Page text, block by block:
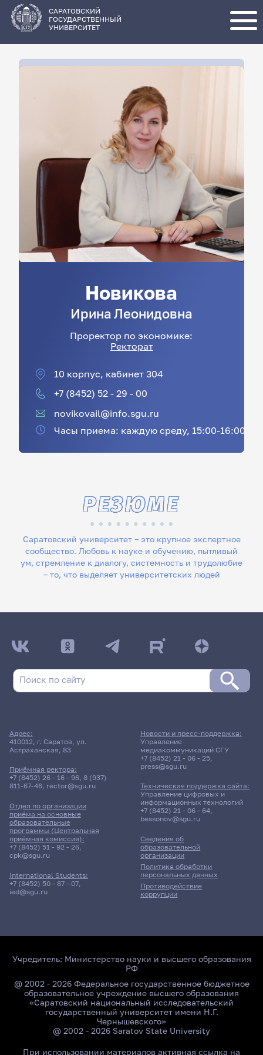
основному
содержанию
САРАТОВСКИЙ
ГОСУДАРСТВЕННЫЙ
УНИВЕРСИТЕТ
Новикова
Ирина Леонидовна
Проректор по экономике:
Ректорат
10 корпус, кабинет 304
+7 (8452) 52 - 29 - 00
novikovail@info.sgu.ru
Часы приема: каждую среду, 15:00-16:00
Саратовский университет – это крупное экспертное
сообщество. Любовь к науке и обучению, пытливый
ум, стремление к диалогу, системность и трудолюбие
– то, что выделяет университетских людей
РЕЗЮМЕ
Адрес:
410012, г. Саратов, ул.
Астраханская, 83
Приёмная ректора:
+7 (8452) 26 - 16 - 96, 8 (937)
811-67-46, rector@sgu.ru
Отдел по организации
приёма на основные
образовательные
программы (Центральная
приёмная комиссия):
+7 (8452) 51 - 92 - 26,
cpk@sgu.ru
International Students:
+7 (8452) 50 - 87 - 07,
ied@sgu.ru
Сведения об
образовательной
организации
Политика обработки
персональных данных
Противодействие
коррупции
Новости и пресс-поддержка:
Управление
медиакоммуникаций СГУ
+7 (8452) 21 - 06 - 25,
press@sgu.ru
Техническая поддержка сайта:
Управление цифровых и
информационных технологий
+7 (8452) 21 - 06 - 64,
bessonov@sgu.ru
Учредитель: Министерство науки и высшего образования
РФ
@ 2002 - 2026 Федеральное государственное бюджетное
образовательное учреждение высшего образования
«Саратовский национальный исследовательский
государственный университет имени Н.Г.
Чернышевского»
@ 2002 - 2026 Saratov State University
При использовании материалов активная ссылка на